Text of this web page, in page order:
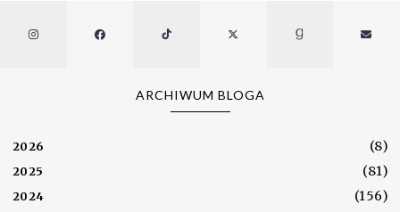
ARCHIWUM BLOGA
2026 (8)
2025 (81)
2024 (156)